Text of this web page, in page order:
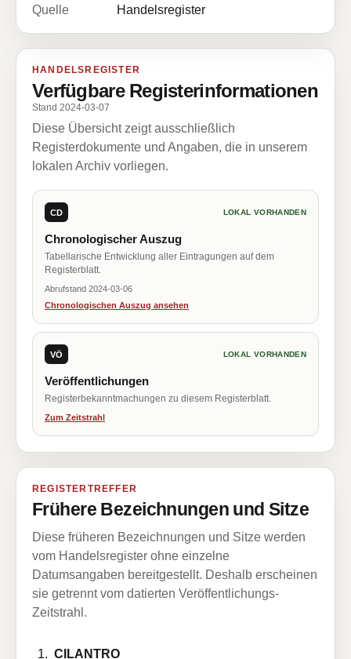
Quelle
Handelsregister
HANDELSREGISTER
Verfügbare Registerinformationen
Stand 2024-03-07
Diese Übersicht zeigt ausschließlich
Registerdokumente und Angaben, die in unserem
lokalen Archiv vorliegen.
CD LOKAL VORHANDEN
Chronologischer Auszug
Tabellarische Entwicklung aller Eintragungen auf dem
Registerblatt.
Abrufstand 2024-03-06
Chronologischen Auszug ansehen
VÖ LOKAL VORHANDEN
Veröffentlichungen
Registerbekanntmachungen zu diesem Registerblatt.
Zum Zeitstrahl
REGISTERTREFFER
Frühere Bezeichnungen und Sitze
Diese früheren Bezeichnungen und Sitze werden
vom Handelsregister ohne einzelne
Datumsangaben bereitgestellt. Deshalb erscheinen
sie getrennt vom datierten Veröffentlichungs-
Zeitstrahl.
CILANTRO